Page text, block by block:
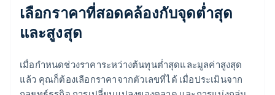
เลือกราคาที่สอดคล้องกับจุดต่ำสุด
และสูงสุด
เมื่อกำหนดช่วงราคาระหว่างต้นทุนต่ำสุดและมูลค่าสูงสุด
แล้ว คุณก็ต้องเลือกราคาจากตัวเลขที่ได้ เมื่อประเมินจาก